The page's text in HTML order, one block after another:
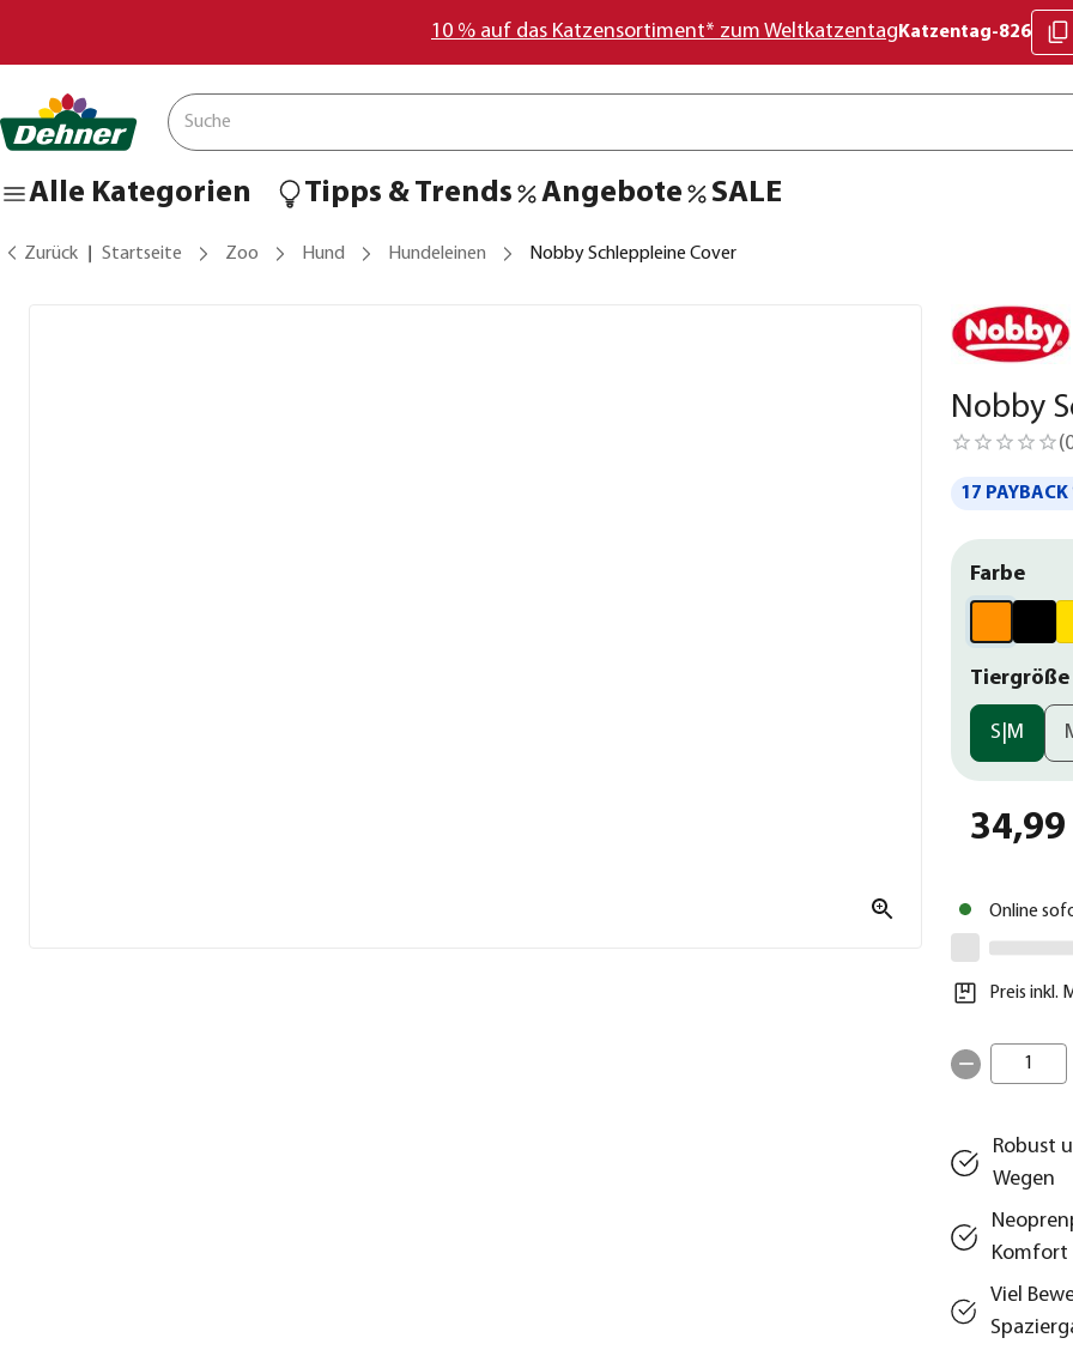
10 % auf das Katzensortiment* zum Weltkatzentag Katzentag-826
Alle Kategorien Tipps & Trends Angebote SALE
Zurück Startseite Zoo Hund Hundeleinen Nobby Schleppleine Cover
Nobby
(
17
Farbe
Tiergröße
S|M
34,99
Online
Preis inkl.
1
Robust
Wegen
Komfort
Viel